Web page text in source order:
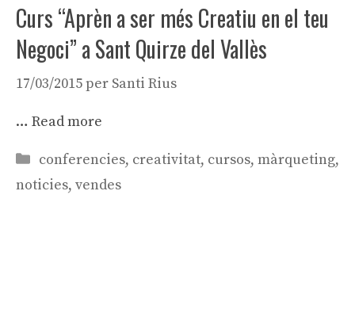
Curs “Aprèn a ser més Creatiu en el teu
Negoci” a Sant Quirze del Vallès
17/03/2015per Santi Rius
… Read more
Categories
conferencies, creativitat, cursos, màrqueting,
noticies, vendes